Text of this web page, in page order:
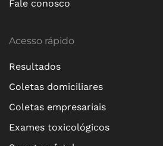
Fale conosco
Acesso rápido
Resultados
Coletas domiciliares
Coletas empresariais
Exames toxicológicos